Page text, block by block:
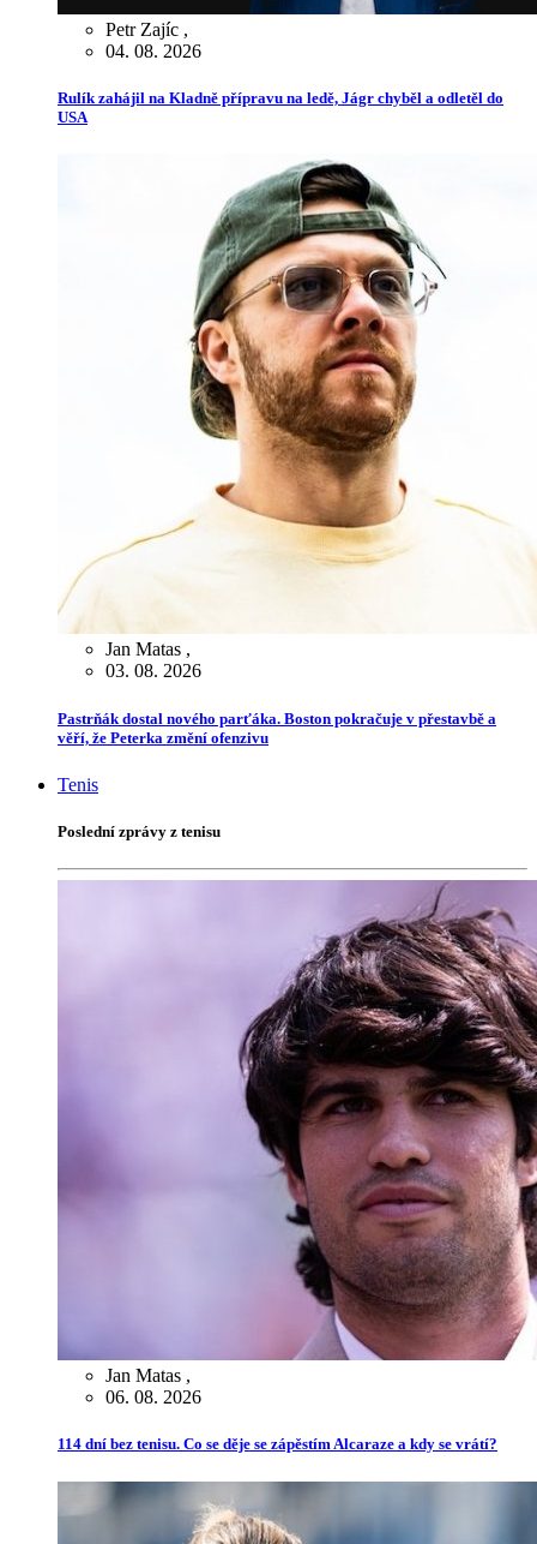
Petr Zajíc ,
04. 08. 2026
Rulík zahájil na Kladně přípravu na ledě, Jágr chyběl a odletěl do
USA
Jan Matas ,
03. 08. 2026
Pastrňák dostal nového parťáka. Boston pokračuje v přestavbě a
věří, že Peterka změní ofenzivu
Tenis
Poslední zprávy z tenisu
Jan Matas ,
06. 08. 2026
114 dní bez tenisu. Co se děje se zápěstím Alcaraze a kdy se vrátí?